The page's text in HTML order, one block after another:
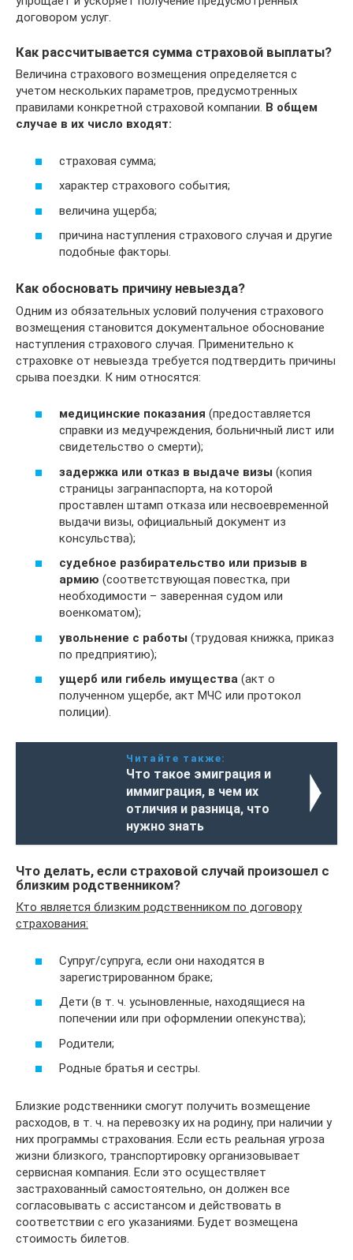
договором услуг.
Как рассчитывается сумма страховой выплаты?
Величина страхового возмещения определяется с
учетом нескольких параметров, предусмотренных
правилами конкретной страховой компании. В общем
случае в их число входят:
страховая сумма;
характер страхового события;
величина ущерба;
причина наступления страхового случая и другие
подобные факторы.
Как обосновать причину невыезда?
Одним из обязательных условий получения страхового
возмещения становится документальное обоснование
наступления страхового случая. Применительно к
страховке от невыезда требуется подтвердить причины
срыва поездки. К ним относятся:
медицинские показания (предоставляется
справки из медучреждения, больничный лист или
свидетельство о смерти);
задержка или отказ в выдаче визы (копия
страницы загранпаспорта, на которой
проставлен штамп отказа или несвоевременной
выдачи визы, официальный документ из
консульства);
судебное разбирательство или призыв в
армию (соответствующая повестка, при
необходимости – заверенная судом или
военкоматом);
увольнение с работы (трудовая книжка, приказ
по предприятию);
ущерб или гибель имущества (акт о
полученном ущербе, акт МЧС или протокол
полиции).
Читайте также:
Что такое эмиграция и
иммиграция, в чем их
отличия и разница, что
нужно знать
Что делать, если страховой случай произошел с
близким родственником?
Кто является близким родственником по договору
страхования:
Супруг/супруга, если они находятся в
зарегистрированном браке;
Дети (в т. ч. усыновленные, находящиеся на
попечении или при оформлении опекунства);
Родители;
Родные братья и сестры.
Близкие родственники смогут получить возмещение
расходов, в т. ч. на перевозку их на родину, при наличии у
них программы страхования. Если есть реальная угроза
жизни близкого, транспортировку организовывает
сервисная компания. Если это осуществляет
застрахованный самостоятельно, он должен все
согласовывать с ассистансом и действовать в
соответствии с его указаниями. Будет возмещена
стоимость билетов.